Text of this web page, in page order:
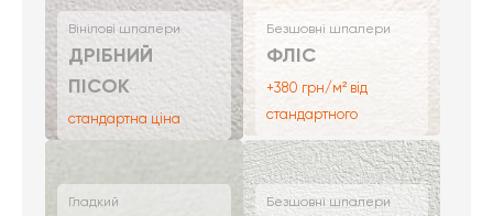
Вінілові шпалери
ДРІБНИЙ
ПІСОК
стандартна ціна
Безшовні шпалери
ФЛІС
+380 грн/м² від
стандартного
Гладкий Безшовні шпалери